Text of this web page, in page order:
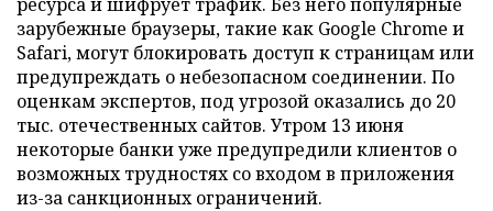
зарубежные браузеры, такие как Google Chrome и
Safari, могут блокировать доступ к страницам или
предупреждать о небезопасном соединении. По
оценкам экспертов, под угрозой оказались до 20
тыс. отечественных сайтов. Утром 13 июня
некоторые банки уже предупредили клиентов о
возможных трудностях со входом в приложения
из-за санкционных ограничений.